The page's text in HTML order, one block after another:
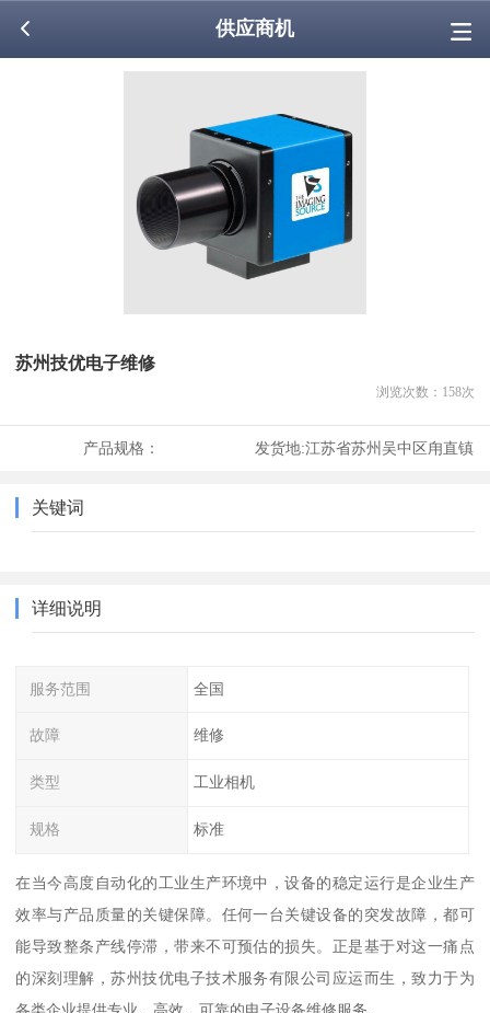
供应商机
苏州技优电子维修
浏览次数： 158次
产品规格： 发货地:江苏省苏州吴中区甪直镇
关键词
详细说明
服务范围 全国
故障 维修
类型 工业相机
规格 标准
在当今高度自动化的工业生产环境中，设备的稳定运行是企业生产
效率与产品质量的关键保障。任何一台关键设备的突发故障，都可
能导致整条产线停滞，带来不可预估的损失。正是基于对这一痛点
的深刻理解，苏州技优电子技术服务有限公司应运而生，致力于为
各类企业提供专业、高效、可靠的电子设备维修服务。